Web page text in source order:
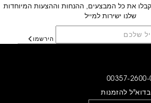
וקבלו את כל המבצעים, ההנחות וההצעות המיוחדות
שלנו ישירות למייל
הירשמו
00357-2600-
להזמנות